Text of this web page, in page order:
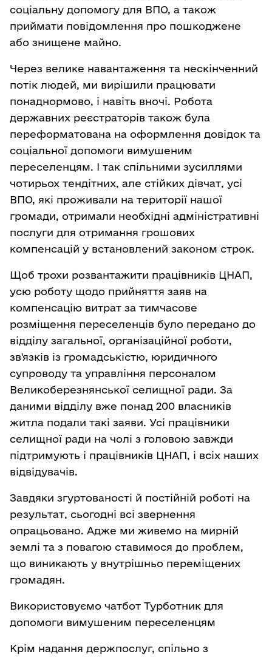
соціальну допомогу для ВПО, а також
приймати повідомлення про пошкоджене
або знищене майно.
Через велике навантаження та нескінченний
потік людей, ми вирішили працювати
понаднормово, і навіть вночі. Робота
державних реєстраторів також була
переформатована на оформлення довідок та
соціальної допомоги вимушеним
переселенцям. І так спільними зусиллями
чотирьох тендітних, але стійких дівчат, усі
ВПО, які проживали на території нашої
громади, отримали необхідні адміністративні
послуги для отримання грошових
компенсацій у встановлений законом строк.
Щоб трохи розвантажити працівників ЦНАП,
усю роботу щодо прийняття заяв на
компенсацію витрат за тимчасове
розміщення переселенців було передано до
відділу загальної, організаційної роботи,
зв'язків із громадськістю, юридичного
супроводу та управління персоналом
Великоберезнянської селищної ради. За
даними відділу вже понад 200 власників
житла подали такі заяви. Усі працівники
селищної ради на чолі з головою завжди
підтримують і працівників ЦНАП, і всіх наших
відвідувачів.
Завдяки згуртованості й постійній роботі на
результат, сьогодні всі звернення
опрацьовано. Адже ми живемо на мирній
землі та з повагою ставимося до проблем,
що виникають у внутрішньо переміщених
громадян.
Використовуємо чатбот Турботник для
допомоги вимушеним переселенцям
Крім надання держпослуг, спільно з